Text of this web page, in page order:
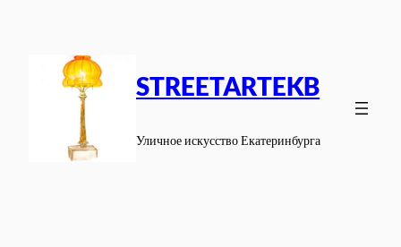
содержимому
STREETARTEKB
Уличное искусство Екатеринбурга